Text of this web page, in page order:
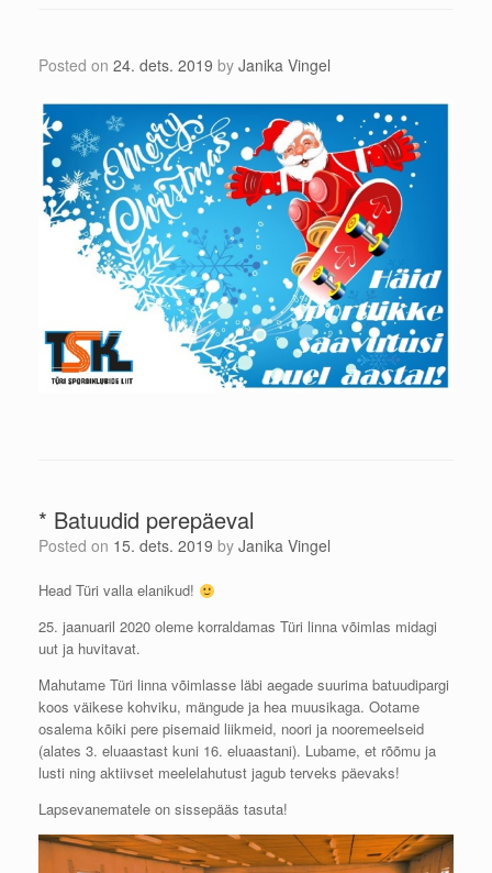
Posted on 24. dets. 2019 by Janika Vingel
* Batuudid perepäeval
Posted on 15. dets. 2019 by Janika Vingel
Head Türi valla elanikud!
25. jaanuaril 2020 oleme korraldamas Türi linna võimlas midagi
uut ja huvitavat.
Mahutame Türi linna võimlasse läbi aegade suurima batuudipargi
koos väikese kohviku, mängude ja hea muusikaga. Ootame
osalema kõiki pere pisemaid liikmeid, noori ja nooremeelseid
(alates 3. eluaastast kuni 16. eluaastani). Lubame, et rõõmu ja
lusti ning aktiivset meelelahutust jagub terveks päevaks!
Lapsevanematele on sissepääs tasuta!